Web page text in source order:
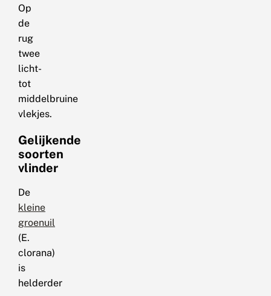
Op
de
rug
twee
licht-
tot
middelbruine
vlekjes.
Gelijkende
soorten
vlinder
De
kleine
groenuil
(E.
clorana)
is
helderder